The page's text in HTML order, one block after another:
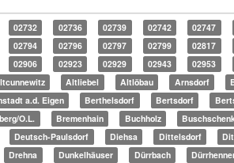
02732 02736 02739 02742 02747
02794 02796 02797 02799 02817
02906 02923 02929 02943 02953
Altliebel Altlöbau Arnsdorf
a.d. Eigen Berthelsdorf Bertsdorf
O.L. Bremenhain Buchholz
Deutsch-Paulsdorf Diehsa Dittelsdorf
Drehna Dunkelhäuser Dürrbach